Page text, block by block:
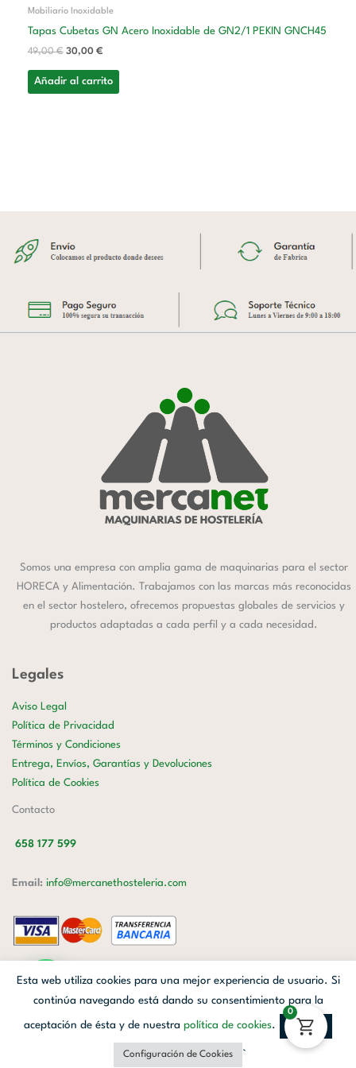
Mobiliario Inoxidable
Tapas Cubetas GN Acero Inoxidable de GN2/1 PEKIN GNCH45
49,00€ 30,00 €
Añadir al carrito
Somos una empresa con amplia gama de maquinarias para el sector
HORECA y Alimentación. Trabajamos con las marcas más reconocidas
en el sector hostelero, ofrecemos propuestas globales de servicios y
productos adaptadas a cada perfil y a cada necesidad.
Legales
Aviso Legal
Política de Privacidad
Términos y Condiciones
Entrega, Envíos, Garantías y Devoluciones
Política de Cookies
Contacto
658 177 599
Email: info@mercanethosteleria.com
Mercanet © 2026.| Diseñado porAvanzada Digital| Webmaster
Facebook Linkedin Instagram
Esta web utiliza cookies para una mejor experiencia de usuario. Si
continúa navegando está dando su consentimiento para la
aceptación de ésta y de nuestra política de cookies. Aceptar
Configuración de Cookies `
0